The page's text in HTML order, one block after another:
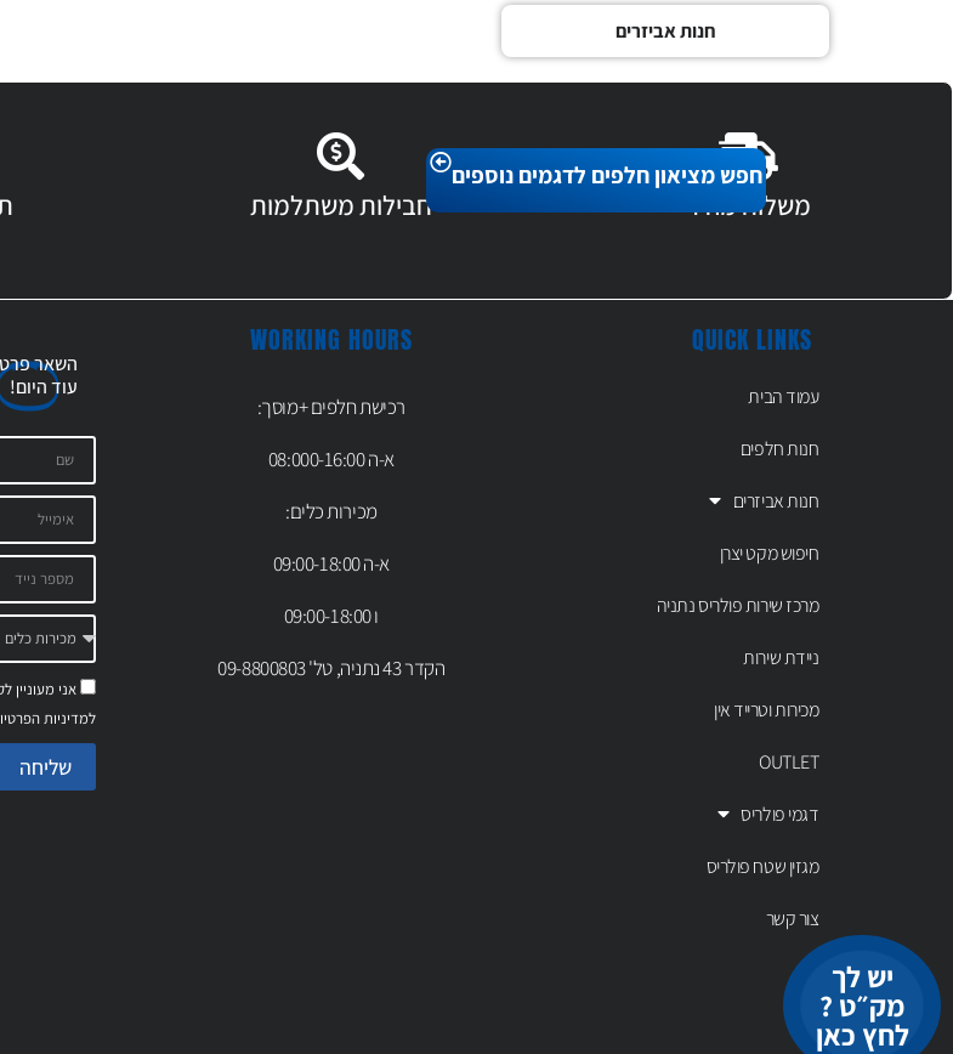
חפש מציאון חלפים לדגמים נוספים
חנות אביזרים
משלוח מהיר חבילות משתלמות
QUICK LINKS
עמוד הבית
חנות חלפים
חנות אביזרים
חיפוש מקט יצרן
מרכז שירות פולריס נתניה
ניידת שירות
מכירות וטרייד אין
OUTLET
דגמי פולריס
מגזין שטח פולריס
צור קשר
יש לך
מק״ט ?
לחץ כאן
WORKING HOURS
רכישת חלפים +מוסך:
א-ה 08:000-16:00
מכירות כלים:
א-ה 09:00-18:00
ו 09:00-18:00
הקדר 43 נתניה, טל' 09-8800803
השאר
עודהיום!
אני מעוניין
למדיניות
שליחה